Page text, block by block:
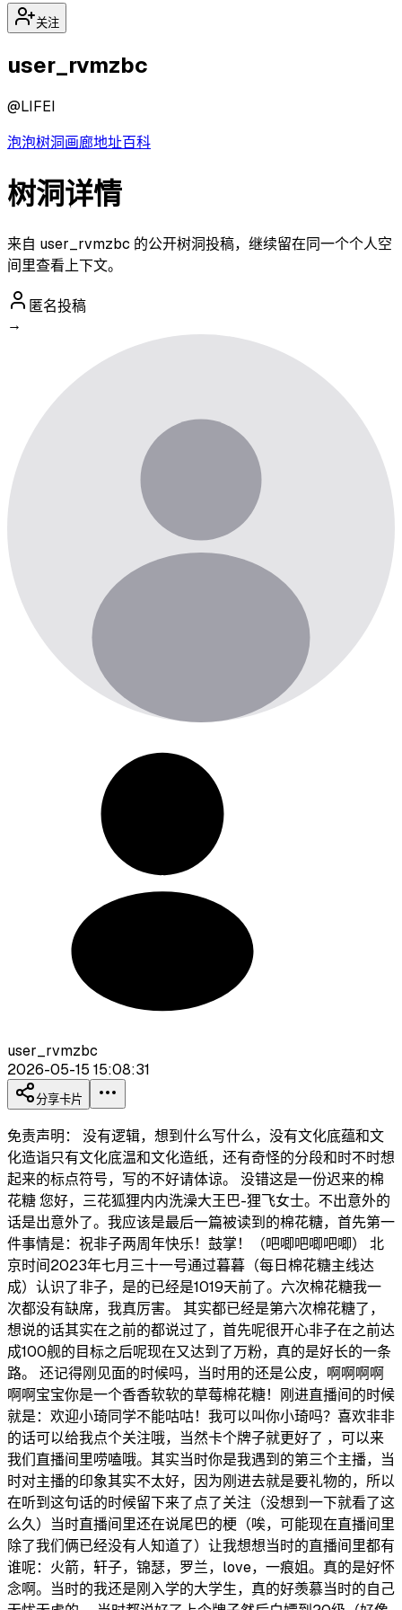
关注
user_rvmzbc
@LIFEI
泡泡树洞画廊地址百科
树洞详情
来自 user_rvmzbc 的公开树洞投稿，继续留在同一个个人空
间里查看上下文。
匿名投稿
→
user_rvmzbc
2026-05-15 15:08:31
分享卡片
免责声明： 没有逻辑，想到什么写什么，没有文化底蕴和文
化造诣只有文化底温和文化造纸，还有奇怪的分段和时不时想
起来的标点符号，写的不好请体谅。 没错这是一份迟来的棉
花糖 您好，三花狐狸内内洗澡大王巴-狸飞女士。不出意外的
话是出意外了。我应该是最后一篇被读到的棉花糖，首先第一
件事情是：祝非子两周年快乐！鼓掌！（吧唧吧唧吧唧） 北
京时间2023年七月三十一号通过暮暮（每日棉花糖主线达
成）认识了非子，是的已经是1019天前了。六次棉花糖我一
次都没有缺席，我真厉害。 其实都已经是第六次棉花糖了，
想说的话其实在之前的都说过了，首先呢很开心非子在之前达
成100舰的目标之后呢现在又达到了万粉，真的是好长的一条
路。 还记得刚见面的时候吗，当时用的还是公皮，啊啊啊啊
啊啊宝宝你是一个香香软软的草莓棉花糖！刚进直播间的时候
就是：欢迎小琦同学不能咕咕！我可以叫你小琦吗？喜欢非非
的话可以给我点个关注哦，当然卡个牌子就更好了 ，可以来
我们直播间里唠嗑哦。其实当时你是我遇到的第三个主播，当
时对主播的印象其实不太好，因为刚进去就是要礼物的，所以
在听到这句话的时候留下来了点了关注（没想到一下就看了这
么久）当时直播间里还在说尾巴的梗（唉，可能现在直播间里
除了我们俩已经没有人知道了）让我想想当时的直播间里都有
谁呢：火箭，轩子，锦瑟，罗兰，love，一痕姐。真的是好怀
念啊。当时的我还是刚入学的大学生，真的好羡慕当时的自己